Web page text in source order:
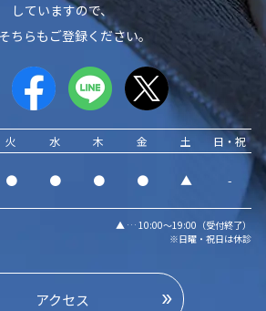
していますので、
ちらもご登録ください。
火 水 木 金 土 日・祝
● ● ● ● ▲ -
▲ … 10:00～19:00（受付終了）
※日曜・祝日は休診
アクセス